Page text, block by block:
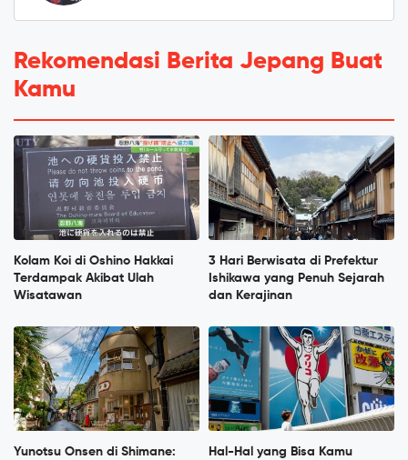
Rekomendasi Berita Jepang Buat
Kamu
Kolam Koi di Oshino Hakkai
Terdampak Akibat Ulah
Wisatawan
3 Hari Berwisata di Prefektur
Ishikawa yang Penuh Sejarah
dan Kerajinan
Yunotsu Onsen di Shimane:
Hal-Hal yang Bisa Kamu